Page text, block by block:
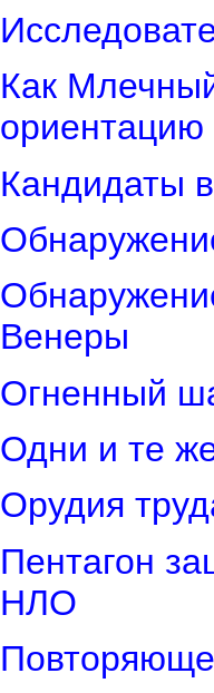
Как
ориентацию
Кандидаты
Венеры
Огненный
Одни и те
Орудия
Пентагон
НЛО